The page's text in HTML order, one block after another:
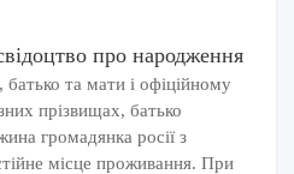
про народження
та мати і офіційному
прізвищах, батько
громадянка росії з
місце проживання. При